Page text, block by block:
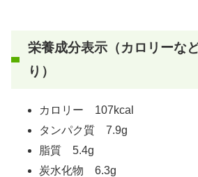
栄養成分表示（カロリーな
り）
カロリー 107kcal
タンパク質 7.9g
脂質 5.4g
炭水化物 6.3g